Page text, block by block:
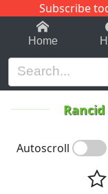
Subscribe
1-9 C
Home
Rancid
Autoscroll